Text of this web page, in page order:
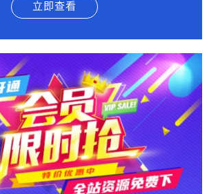
立即查看